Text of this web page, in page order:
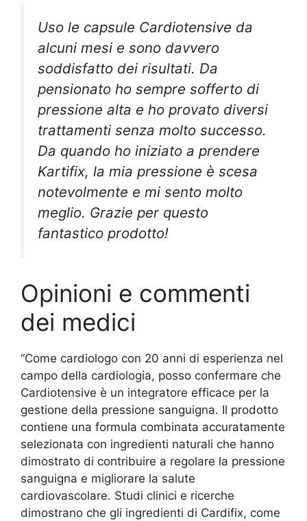
Uso le capsule Cardiotensive da
alcuni mesi e sono davvero
soddisfatto dei risultati. Da
pensionato ho sempre sofferto di
pressione alta e ho provato diversi
trattamenti senza molto successo.
Da quando ho iniziato a prendere
Kartifix, la mia pressione è scesa
notevolmente e mi sento molto
meglio. Grazie per questo
fantastico prodotto!
Opinioni e commenti
dei medici
“Come cardiologo con 20 anni di esperienza nel
campo della cardiologia, posso confermare che
Cardiotensive è un integratore efficace per la
gestione della pressione sanguigna. Il prodotto
contiene una formula combinata accuratamente
selezionata con ingredienti naturali che hanno
dimostrato di contribuire a regolare la pressione
sanguigna e migliorare la salute
cardiovascolare. Studi clinici e ricerche
dimostrano che gli ingredienti di Cardifix, come